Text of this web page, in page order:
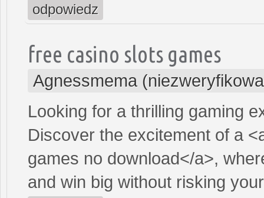
odpowiedz
free casino slots games
Agnessmema
Looking for a thrilling gaming
Discover the excitement of a
games no download</a>,
and win big without risking